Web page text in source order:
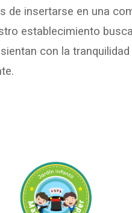
de insertarse en una
establecimiento
con la